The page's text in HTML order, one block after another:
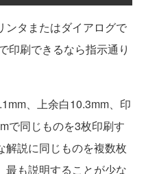
タまたはダイアログで
印刷できるなら指示通り
、上余白10.3mm、印
で同じものを3枚印刷す
解説に同じものを複数枚
最も説明することが少な